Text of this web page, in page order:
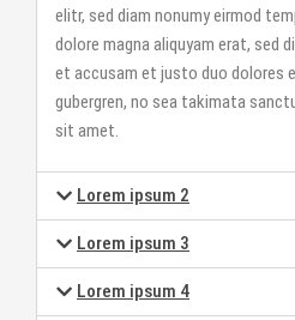
elitr, sed diam nonumy eirmod
dolore magna aliquyam erat, sed
et accusam et justo duo dolores
gubergren, no sea takimata
sit amet.
Lorem ipsum 2
Lorem ipsum 3
Lorem ipsum 4